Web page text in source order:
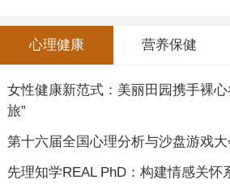
心理健康 营养保健
女性健康新范式：美丽田园携手裸心
旅”
第十六届全国心理分析与沙盘游戏
先理知学REAL PhD：构建情感关怀